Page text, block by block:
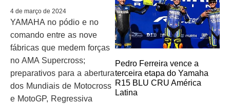
4 de março de 2024
YAMAHA no pódio e no
comando entre as nove
fábricas que medem forças
no AMA Supercross;
preparativos para a abertura
dos Mundiais de Motocross
e MotoGP, Regressiva
Pedro Ferreira vence a
terceira etapa do Yamaha
R15 BLU CRU América
Latina